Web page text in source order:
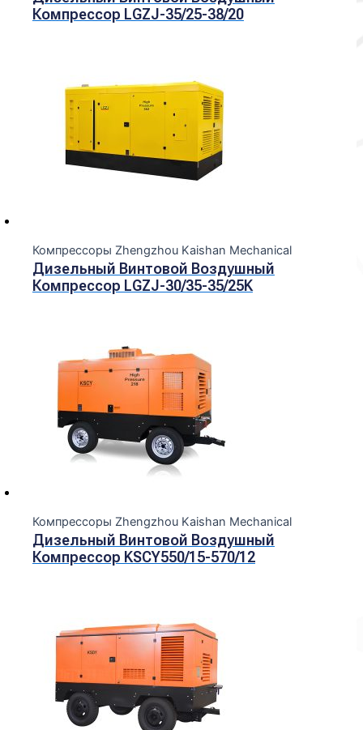
Компрессор LGZJ-35/25-38/20
Компрессоры Zhengzhou Kaishan Mechanical
Дизельный Винтовой Воздушный
Компрессор LGZJ-30/35-35/25K
Компрессоры Zhengzhou Kaishan Mechanical
Дизельный Винтовой Воздушный
Компрессор KSCY550/15-570/12